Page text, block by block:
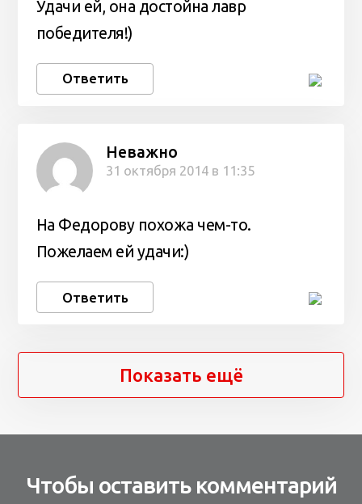
Удачи ей, она достойна лавр
победителя!)
Ответить
Неважно
31 октября 2014 в 11:35
На Федорову похожа чем-то.
Пожелаем ей удачи:)
Ответить
Показать ещё
Чтобы оставить комментарий